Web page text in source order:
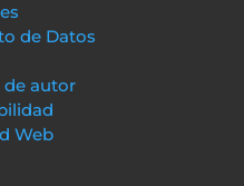
de Datos
de autor
Web